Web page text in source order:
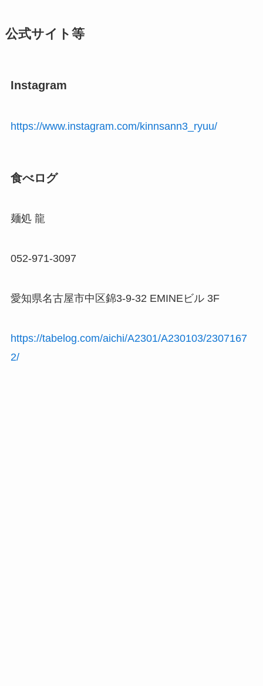
公式サイト等
Instagram
https://www.instagram.com/kinnsann3_ryuu/
食べログ
麺処 龍
052-971-3097
愛知県名古屋市中区錦3-9-32 EMINEビル 3F
https://tabelog.com/aichi/A2301/A230103/2307167
2/